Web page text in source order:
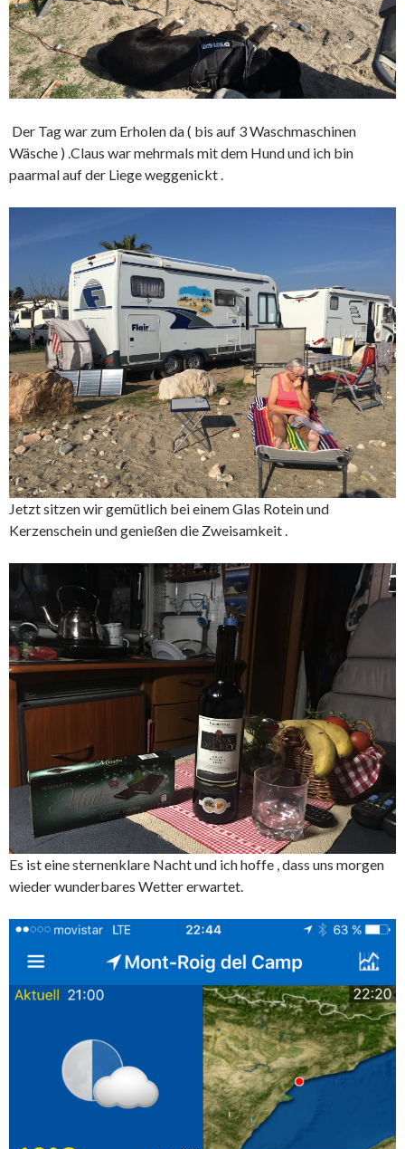
Der Tag war zum Erholen da ( bis auf 3 Waschmaschinen
Wäsche ) .Claus war mehrmals mit dem Hund und ich bin
paarmal auf der Liege weggenickt .
Jetzt sitzen wir gemütlich bei einem Glas Rotein und
Kerzenschein und genießen die Zweisamkeit .
Es ist eine sternenklare Nacht und ich hoffe , dass uns morgen
wieder wunderbares Wetter erwartet.